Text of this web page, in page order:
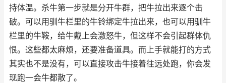
持体温。杀牛第一步就是分开牛群，把牛拉出来逐个击
破。可以用驯牛栏里的牛铃绑定牛拉出来，也可以用驯牛
栏里的牛鞍，给牛戴上会激怒牛，但这样不会引起群体仇
恨。这些都太麻烦，还要准备道具。而上手就能打的方式
其实也不是没有，可以直接攻击牛接着往远处跑，你会发
现跑一会牛都散了。